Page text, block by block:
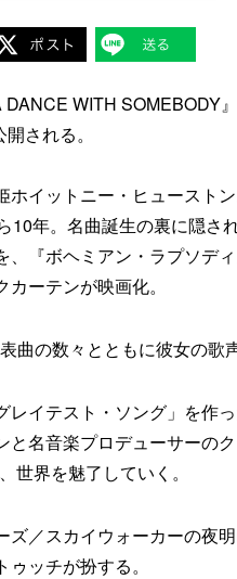
WITH SOMEBODY
される。
イットニー・ヒュースト
10年。名曲誕生の裏に隠さ
『ボヘミアン・ラプソデ
ーテンが映画化。
曲の数々とともに彼女の歌
イテスト・ソング」を作
名音楽プロデューサーのク
世界を魅了していく。
／スカイウォーカーの夜
ッチが扮する。